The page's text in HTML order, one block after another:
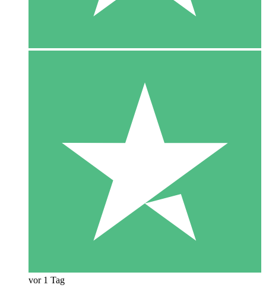
vor 1 Tag